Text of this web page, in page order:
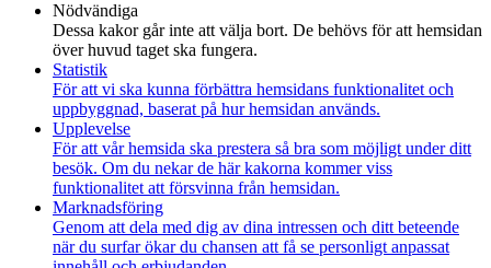
Nödvändiga
Dessa kakor går inte att välja bort. De behövs för att hemsidan
över huvud taget ska fungera.
Statistik
För att vi ska kunna förbättra hemsidans funktionalitet och
uppbyggnad, baserat på hur hemsidan används.
Upplevelse
För att vår hemsida ska prestera så bra som möjligt under ditt
besök. Om du nekar de här kakorna kommer viss
funktionalitet att försvinna från hemsidan.
Marknadsföring
Genom att dela med dig av dina intressen och ditt beteende
när du surfar ökar du chansen att få se personligt anpassat